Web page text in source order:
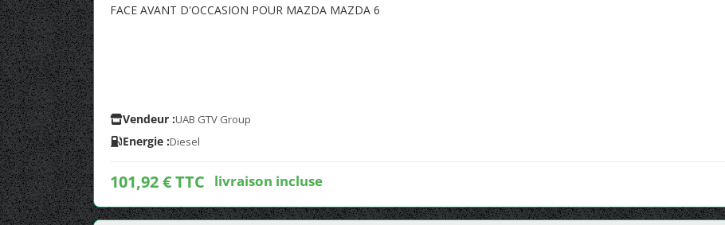
FACE AVANT D'OCCASION POUR MAZDA MAZDA 6
Vendeur :UAB GTV Group
Energie :Diesel
101,92 € TTC livraison incluse